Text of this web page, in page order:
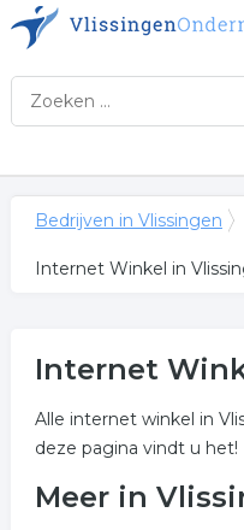
Bedrijven in Vlissingen
Internet Winkel in
Internet
Alle internet winkel in
deze pagina vindt u het!
Meer in